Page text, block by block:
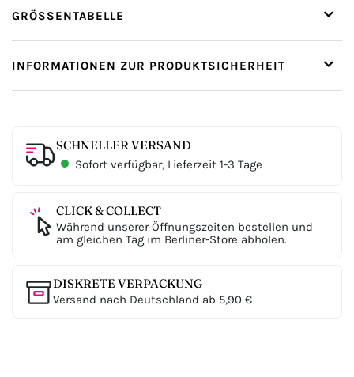
GRÖSSENTABELLE
INFORMATIONEN ZUR PRODUKTSICHERHEIT
SCHNELLER VERSAND
Sofort verfügbar, Lieferzeit 1-3 Tage
CLICK & COLLECT
Während unserer Öffnungszeiten bestellen und
am gleichen Tag im Berliner-Store abholen.
DISKRETE VERPACKUNG
Versand nach Deutschland ab 5,90 €